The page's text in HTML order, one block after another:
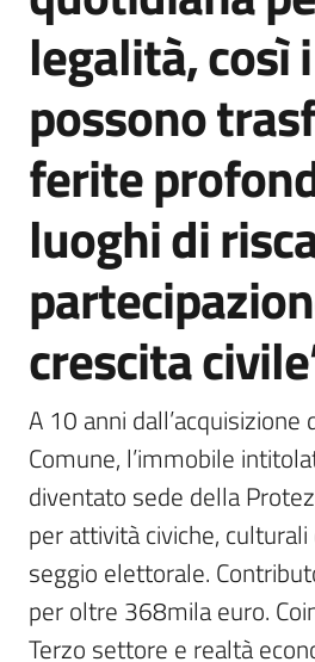
legalità,
possono
ferite
luoghi di
crescita
A 10 anni dall’acquisizione
Comune, l’immobile
diventato sede della
per attività civiche,
seggio elettorale.
per oltre 368mila euro.
Terzo settore e realtà